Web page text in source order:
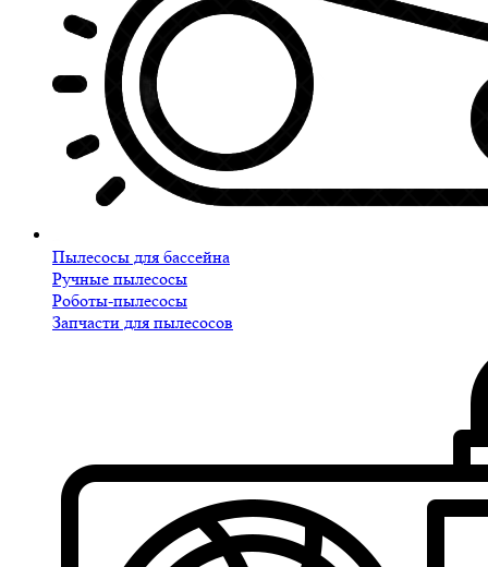
Пылесосы для бассейна
Ручные пылесосы
Роботы-пылесосы
Запчасти для пылесосов